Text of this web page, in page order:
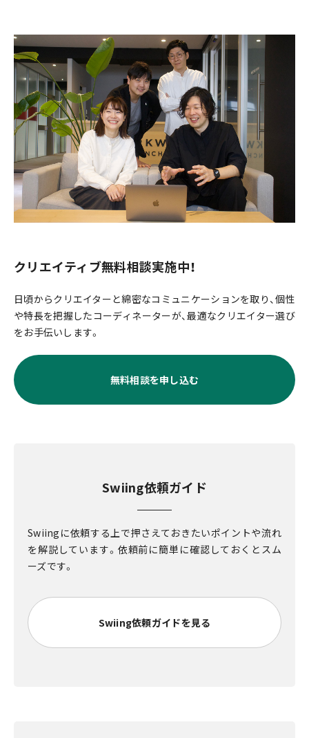
クリエイティブ無料相談実施中！
日頃からクリエイターと綿密なコミュニケーションを取り、個性
や特長を把握したコーディネーターが、最適なクリエイター選び
をお手伝いします。
無料相談を申し込む
Swiing依頼ガイド
Swiingに依頼する上で押さえておきたいポイントや流れ
を解説しています。依頼前に簡単に確認しておくとスム
ーズです。
Swiing依頼ガイドを見る